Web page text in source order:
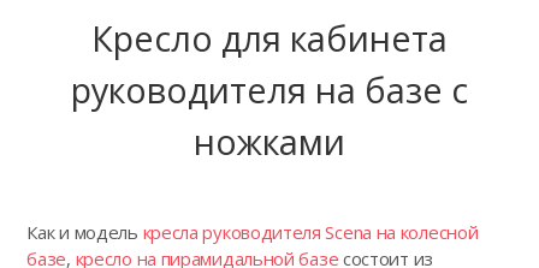
Кресло для кабинета
руководителя на базе с
ножками
Как и модель кресла руководителя Scena на колесной
базе, кресло на пирамидальной базе состоит из